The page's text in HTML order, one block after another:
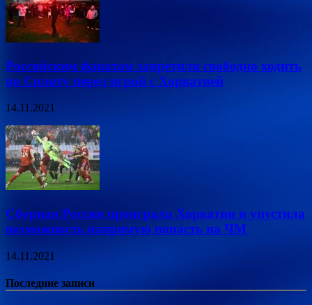
Российским фанатам запретили свободно ходить
по Сплиту перед игрой с Хорватией
14.11.2021
Сборная России проиграла Хорватии и упустила
возможность напрямую попасть на ЧМ
14.11.2021
Последние записи